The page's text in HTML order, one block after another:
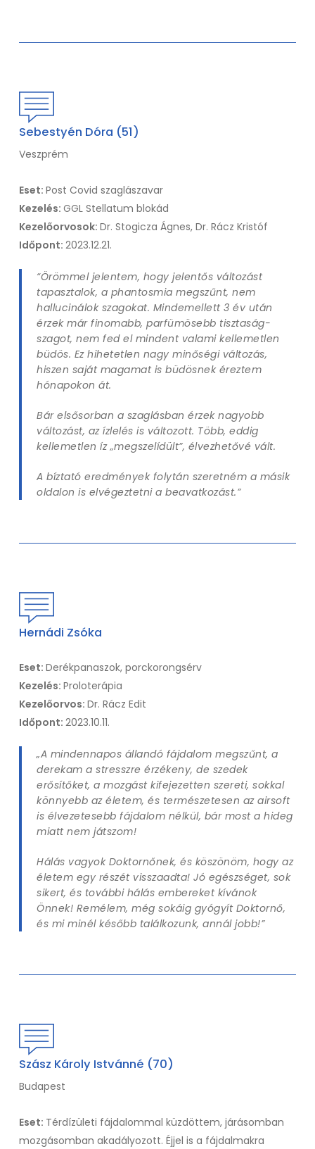
Sebestyén Dóra (51)
Veszprém
Eset:Post Covid szaglászavar
Kezelés:GGL Stellatum blokád
Kezelőorvosok:Dr. Stogicza Ágnes, Dr. Rácz Kristóf
Időpont:2023.12.21.
“Örömmel jelentem, hogy jelentős változást
tapasztalok, a phantosmia megszűnt, nem
hallucinálok szagokat. Mindemellett 3 év után
érzek már finomabb, parfümösebb tisztaság-
szagot, nem fed el mindent valami kellemetlen
büdös. Ez hihetetlen nagy minőségi változás,
hiszen saját magamat is büdösnek éreztem
hónapokon át.
Bár elsősorban a szaglásban érzek nagyobb
változást, az ízlelés is változott. Több, eddig
kellemetlen íz „megszelídült”, élvezhetővé vált.
A bíztató eredmények folytán szeretném a másik
oldalon is elvégeztetni a beavatkozást.”
Hernádi Zsóka
Eset:Derékpanaszok, porckorongsérv
Kezelés:Proloterápia
Kezelőorvos:Dr. Rácz Edit
Időpont:2023.10.11.
„A mindennapos állandó fájdalom megszűnt, a
derekam a stresszre érzékeny, de szedek
erősítőket, a mozgást kifejezetten szereti, sokkal
könnyebb az életem, és természetesen az airsoft
is élvezetesebb fájdalom nélkül, bár most a hideg
miatt nem játszom!
Hálás vagyok Doktornőnek, és köszönöm, hogy az
életem egy részét visszaadta! Jó egészséget, sok
sikert, és további hálás embereket kívánok
Önnek! Remélem, még sokáig gyógyít Doktornő,
és mi minél később találkozunk, annál jobb!”
Szász Károly Istvánné (70)
Budapest
Eset: Térdízületi fájdalommal küzdöttem, járásomban
mozgásomban akadályozott. Éjjel is a fájdalmakra